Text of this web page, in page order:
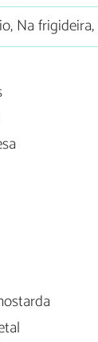
Na frigideira,